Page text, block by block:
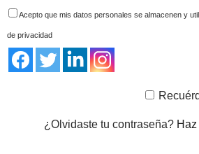
Acepto que mis datos personales se almacenen y
de privacidad
¿Olvidaste tu contraseña?